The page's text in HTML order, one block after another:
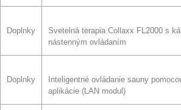
Doplnky
Svetelná terapia Collaxx FL2000 s
nástenným ovládaním
Doplnky
Inteligentné ovládanie sauny
aplikácie (LAN modul)